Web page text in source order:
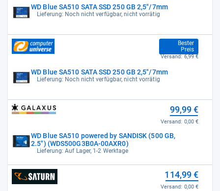
WD Blue SA510 SATA SSD 250 GB 2,5"/7mm
Lieferung: Noch nicht verfügbar, nicht vorrätig
WD Blue SA510 SATA SSD 250 GB 2,5"/7mm
Lieferung: Noch nicht verfügbar, nicht vorrätig
Bester
Preis
92,90 €
Versand: 6,99 €
WD Blue SA510 powered by SANDISK (500 GB,
2.5") (WDS500G3B0A-00AXR0)
Lieferung: Auf Lager, 1-2 Werktage
99,99 €
Versand: 0,00 €
114,99 €
Versand: 0,00 €